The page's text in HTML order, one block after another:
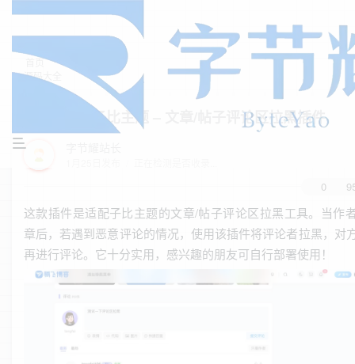
首页
源码大全
子比主题 – 文章/帖子评论区拉黑插件
0
这款插件是适配子比主题的文章/帖子评论区拉黑工具。当作
章后，若遇到恶意评论的情况，使用该插件将评论者拉黑，对
再进行评论。它十分实用，感兴趣的朋友可自行部署使用！